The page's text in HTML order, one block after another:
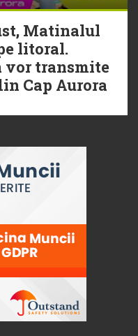
Matinalul
litoral.
vor transmite
Cap Aurora